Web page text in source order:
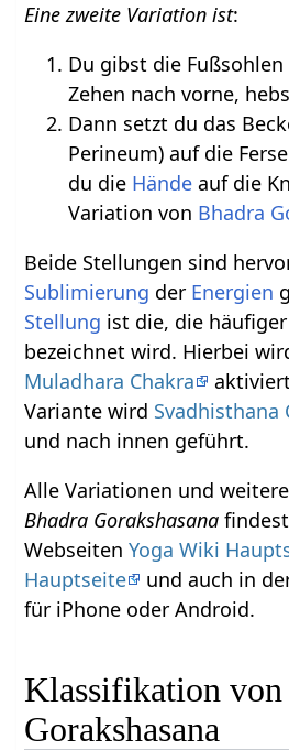
Eine zweite Variation ist:
Du gibst die
Zehen nach vorne,
Dann setzt du das
Perineum) auf die
du die Hände auf die
Variation von Bhadra
Beide Stellungen sind
Sublimierung der Energien
Stellung ist die, die
bezeichnet wird. Hierbei
Muladhara Chakra
Variante wird Svadhisthana
und nach innen geführt.
Alle Variationen und
Bhadra Gorakshasana
WebseitenYoga Wiki
Hauptseite
und auch in
für iPhone oder Android.
Klassifikation von
Gorakshasana